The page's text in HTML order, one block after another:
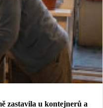
zastavila u kontejnerů a